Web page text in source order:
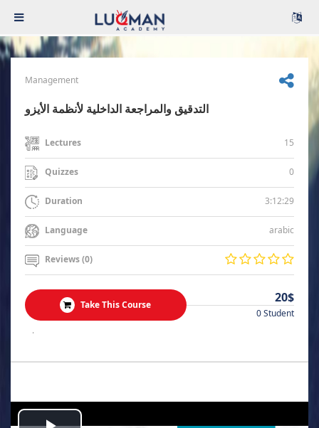
Management
التدقيق والمراجعة الداخلية لأنظمة الأيزو
Lectures 15
Quizzes 0
Duration 3:12:29
Language arabic
Reviews (0)
Take This Course 20$
0 Student
.